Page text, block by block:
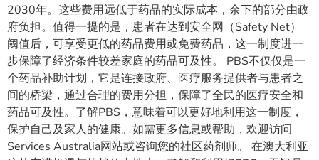
2030年。这些费用远低于药品的实际成本，余下的部分由政
府负担。值得一提的是，患者在达到安全网（Safety Net）
阈值后，可享受更低的药品费用或免费药品，这一制度进一
步保障了经济条件较差家庭的药品可及性。 PBS不仅仅是一
个药品补助计划，它是连接政府、医疗服务提供者与患者之
间的桥梁，通过合理的费用分担，保障了全民的医疗安全和
药品可及性。了解PBS，意味着可以更好地利用这一制度，
保护自己及家人的健康。如需更多信息或帮助，欢迎访问
Services Australia网站或咨询您的社区药剂师。 在澳大利亚